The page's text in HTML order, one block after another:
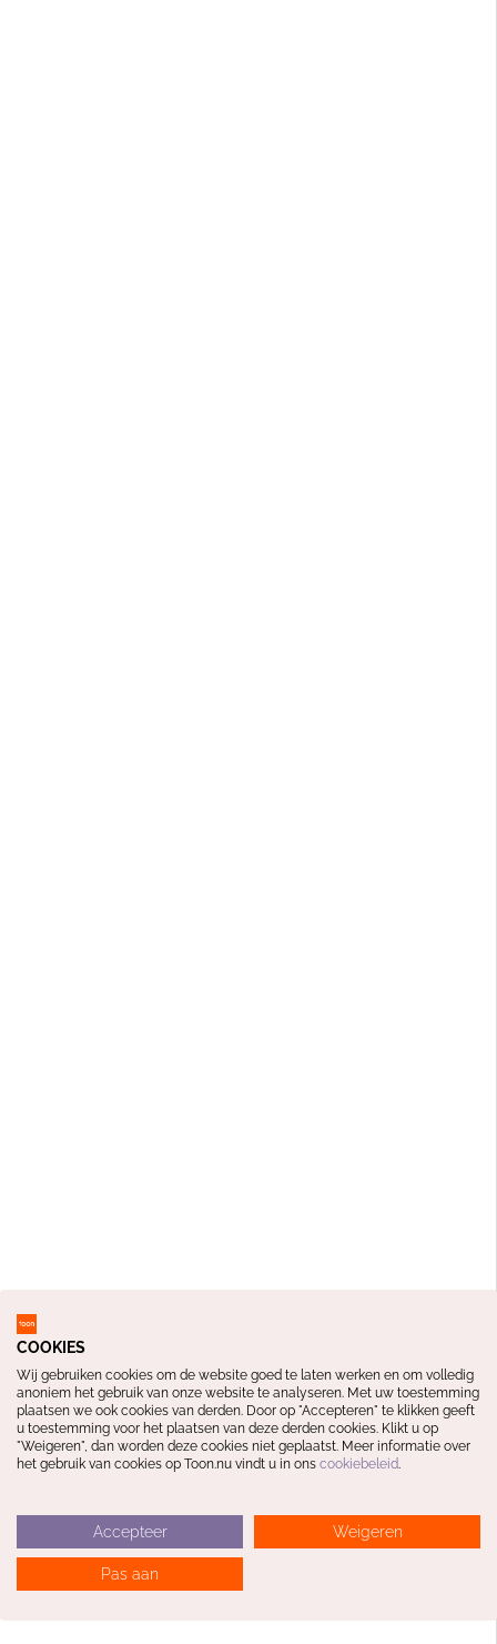
COOKIES
Wij gebruiken cookies om de website goed te laten werken en om volledig
anoniem het gebruik van onze website te analyseren. Met uw toestemming
plaatsen we ook cookies van derden. Door op "Accepteren" te klikken geeft
u toestemming voor het plaatsen van deze derden cookies. Klikt u op
"Weigeren", dan worden deze cookies niet geplaatst. Meer informatie over
het gebruik van cookies op Toon.nu vindt u in ons cookiebeleid.
Accepteer Weigeren
Pas aan